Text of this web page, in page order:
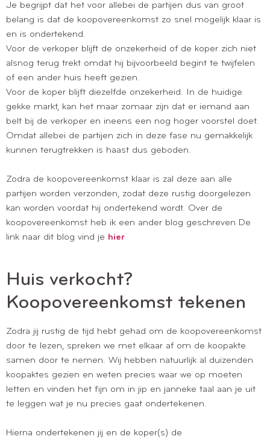
Je begrijpt dat het voor allebei de partijen dus van groot
belang is dat de koopovereenkomst zo snel mogelijk klaar is
en is ondertekend.
Voor de verkoper blijft de onzekerheid of de koper zich niet
alsnog terug trekt omdat hij bijvoorbeeld begint te twijfelen
of een ander huis heeft gezien.
Voor de koper blijft diezelfde onzekerheid. In de huidige
gekke markt, kan het maar zomaar zijn dat er iemand aan
belt bij de verkoper en ineens een nog hoger voorstel doet.
Omdat allebei de partijen zich in deze fase nu gemakkelijk
kunnen terugtrekken is haast dus geboden.
Zodra de koopovereenkomst klaar is zal deze aan alle
partijen worden verzonden, zodat deze rustig doorgelezen
kan worden voordat hij ondertekend wordt. Over de
koopovereenkomst heb ik een ander blog geschreven De
link naar dit blog vind je hier
Huis verkocht?
Koopovereenkomst tekenen
Zodra jij rustig de tijd hebt gehad om de koopovereenkomst
door te lezen, spreken we met elkaar af om de koopakte
samen door te nemen. Wij hebben natuurlijk al duizenden
koopaktes gezien en weten precies waar we op moeten
letten en vinden het fijn om in jip en janneke taal aan je uit
te leggen wat je nu precies gaat ondertekenen.
Hierna ondertekenen jij en de koper(s) de